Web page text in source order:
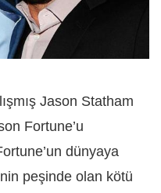
Jason Statham
Fortune’u
dünyaya
peşinde olan kötü